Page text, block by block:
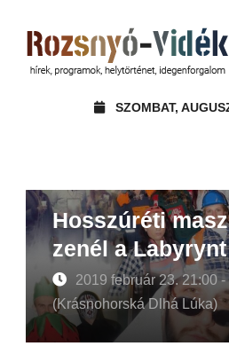
SZOMBAT,
Hosszúréti
zenél a Labyrynt
2019 február 23. 21:00
(Krásnohorská Dlhá Lúka)